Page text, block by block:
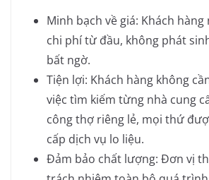
Minh bạch về giá: Khách
chi phí từ đầu, không phát
bất ngờ.
Tiện lợi: Khách hàng không
việc tìm kiếm từng nhà cung
công thợ riêng lẻ, mọi thứ
cấp dịch vụ lo liệu.
Đảm bảo chất lượng: Đơn vị